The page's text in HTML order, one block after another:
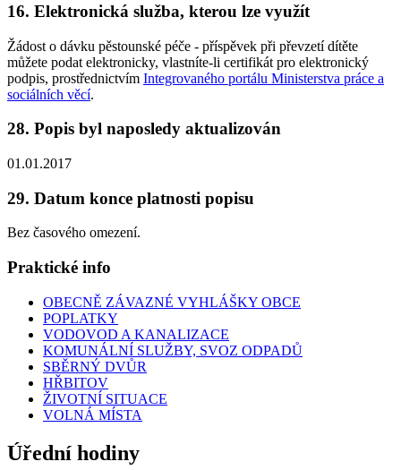
16. Elektronická služba, kterou lze využít
Žádost o dávku pěstounské péče - příspěvek při převzetí dítěte
můžete podat elektronicky, vlastníte-li certifikát pro elektronický
podpis, prostřednictvím Integrovaného portálu Ministerstva práce a
sociálních věcí.
28. Popis byl naposledy aktualizován
01.01.2017
29. Datum konce platnosti popisu
Bez časového omezení.
Praktické info
OBECNĚ ZÁVAZNÉ VYHLÁŠKY OBCE
POPLATKY
VODOVOD A KANALIZACE
KOMUNÁLNÍ SLUŽBY, SVOZ ODPADŮ
SBĚRNÝ DVŮR
HŘBITOV
ŽIVOTNÍ SITUACE
VOLNÁ MÍSTA
Úřední hodiny